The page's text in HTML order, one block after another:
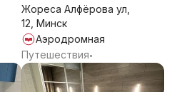
Жореса Алфёрова ул,
12, Минск
Аэродромная
Путешествия•